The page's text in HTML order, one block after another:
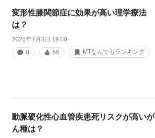
変形性膝関節症に効果が高い理学療法
は？
2025年7月3日 19:00
0
56 MTなんでもランキング
動脈硬化性心血管疾患死リスクが高いが
ん種は？